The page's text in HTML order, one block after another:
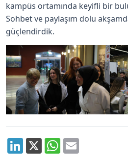
kampüs ortamında keyifli bir
Sohbet ve paylaşım dolu
güçlendirdik.